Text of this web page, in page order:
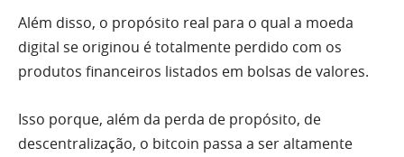
Além disso, o propósito real para o qual a moeda
digital se originou é totalmente perdido com os
produtos financeiros listados em bolsas de valores.
Isso porque, além da perda de propósito, de
descentralização, o bitcoin passa a ser altamente